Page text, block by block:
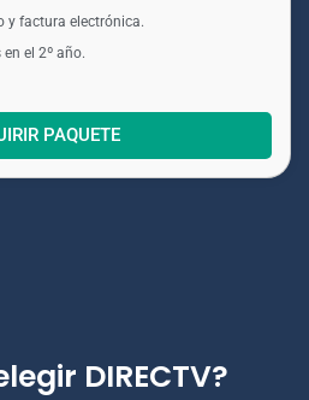
y factura electrónica.
el 2º año.
PAQUETE
DIRECTV?